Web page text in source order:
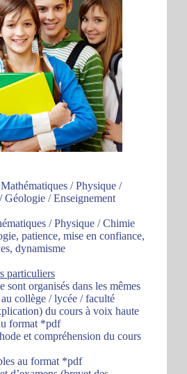
/ Physique /
/ Enseignement
/ Physique / Chimie
patience, mise en confiance,
dynamisme
particuliers
sont organisés dans les mêmes
collège / lycée / faculté
du cours à voix haute
format *pdf
et compréhension du cours
au format *pdf